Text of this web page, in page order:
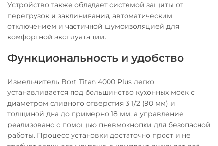
Устройство также обладает системой защиты от
перегрузок и заклинивания, автоматическим
отключением и частичной шумоизоляцией для
комфортной эксплуатации.
Функциональность и удобство
Измельчитель Bort Titan 4000 Plus легко
устанавливается под большинство кухонных моек с
диаметром сливного отверстия 3 1/2 (90 мм) и
толщиной дна до примерно 18 мм, а управление
реализовано с помощью пневмокнопки для безопасной
работы. Процесс установки достаточно прост и не